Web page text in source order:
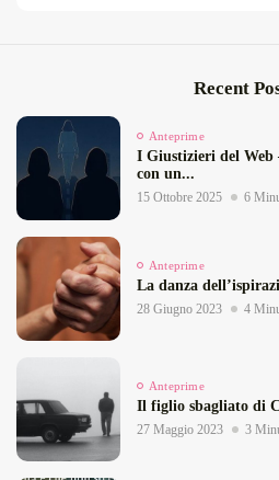
Recent
Anteprime
I Giustizieri del Web
con un...
15 Ottobre 2025 6
Anteprime
La danza
28 Giugno 2023 4
Anteprime
Il figlio sbagliato di
27 Maggio 2023 3